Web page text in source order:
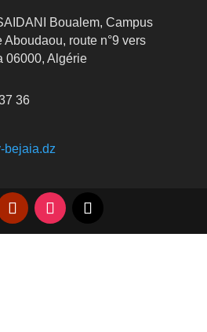
Boualem, Campus
Aboudaou, route n°9 vers
06000, Algérie
36
bejaia.dz